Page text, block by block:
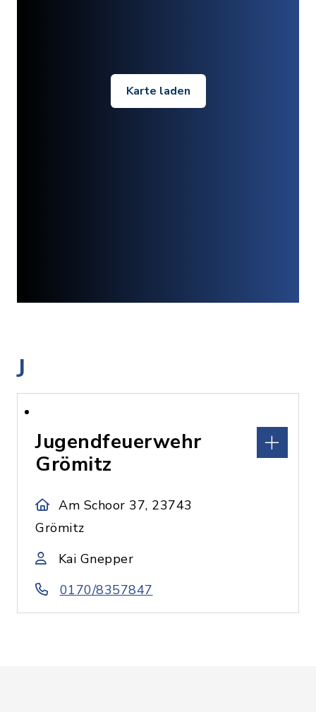
Karte laden
J
Jugendfeuerwehr
Grömitz
Am Schoor 37, 23743
Grömitz
Kai Gnepper
0170/8357847